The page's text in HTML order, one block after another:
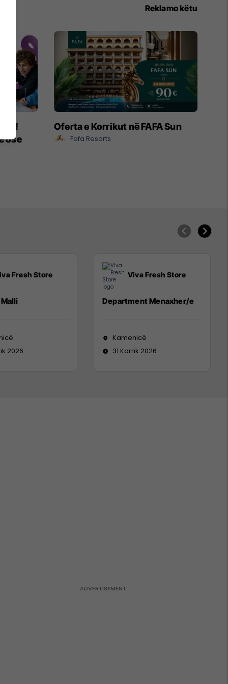
Reklamo këtu
ose
Oferta e Korrikut në FAFA Sun
Fafa Resorts
Fresh Store
2026
Viva Fresh Store
Department Menaxher/e
Kamenicë
31 Korrik 2026